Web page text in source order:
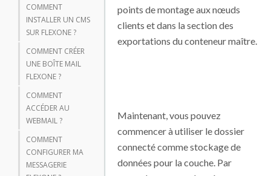
COMMENT
INSTALLER UN CMS
SUR FLEXONE ?
COMMENT CRÉER
UNE BOÎTE MAIL
FLEXONE ?
COMMENT
ACCÉDER AU
WEBMAIL ?
COMMENT
CONFIGURER MA
MESSAGERIE
points de montage aux nœuds
clients et dans la section des
exportations du conteneur maître.
Maintenant, vous pouvez
commencer à utiliser le dossier
connecté comme stockage de
données pour la couche. Par